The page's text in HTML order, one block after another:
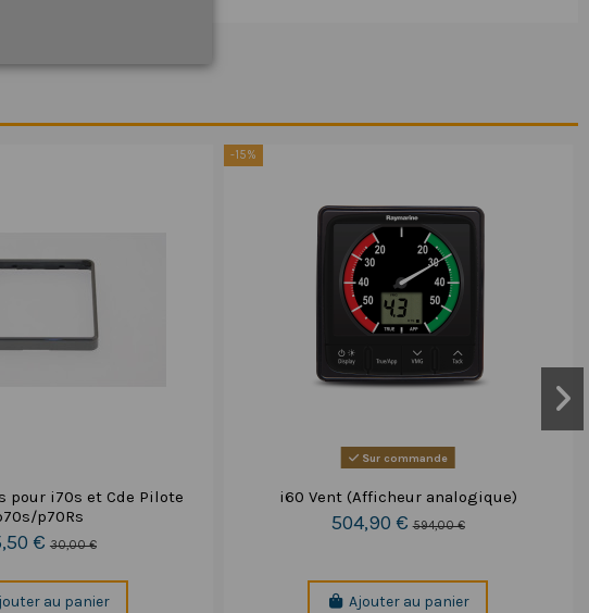
pour i70s et Cde Pilote
p70Rs
€ 30,00 €
au panier
-15%
Sur commande
i60 Vent (Afficheur analogique)
504,90 €594,00 €
Ajouter au panier